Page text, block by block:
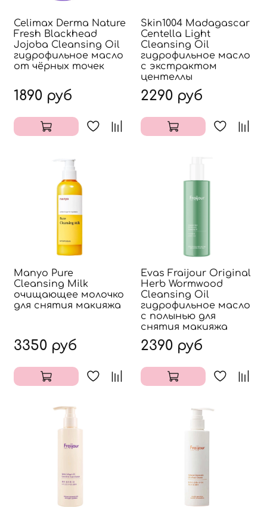
Celimax Derma Nature
Fresh Blackhead
Jojoba Cleansing Oil
гидрофильное масло
от чёрных точек
1890 руб
Skin1004 Madagascar
Centella Light
Cleansing Oil
гидрофильное масло
с экстрактом
центеллы
2290 руб
Manyo Pure
Cleansing Milk
очищающее молочко
для снятия макияжа
3350 руб
Evas Fraijour Original
Herb Wormwood
Cleansing Oil
гидрофильное масло
с полынью для
снятия макияжа
2390 руб